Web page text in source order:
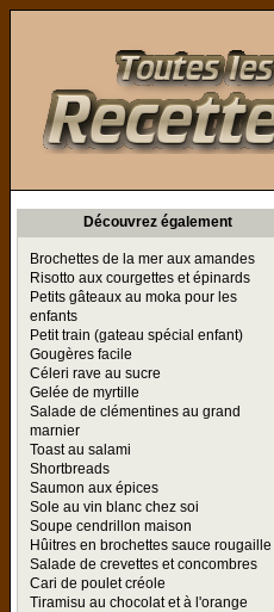
Découvrez également
Brochettes de la mer aux amandes
Risotto aux courgettes et épinards
Petits gâteaux au moka pour les
enfants
Petit train (gateau spécial enfant)
Gougères facile
Céleri rave au sucre
Gelée de myrtille
Salade de clémentines au grand
marnier
Toast au salami
Shortbreads
Saumon aux épices
Sole au vin blanc chez soi
Soupe cendrillon maison
Hûitres en brochettes sauce rougaille
Salade de crevettes et concombres
Cari de poulet créole
Tiramisu au chocolat et à l'orange